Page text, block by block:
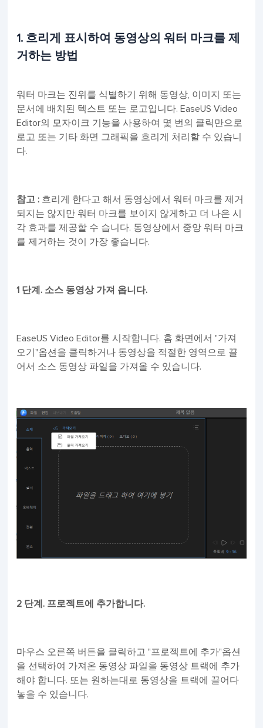
1. 흐리게 표시하여 동영상의 워터 마크를 제
거하는 방법
워터 마크는 진위를 식별하기 위해 동영상, 이미지 또는
문서에 배치된 텍스트 또는 로고입니다. EaseUS Video
Editor의 모자이크 기능을 사용하여 몇 번의 클릭만으로
로고 또는 기타 화면 그래픽을 흐리게 처리할 수 ​​있습니
다.
참고 : 흐리게 한다고 해서 동영상에서 워터 마크를 제거
되지는 않지만 워터 마크를 보이지 않게하고 더 나은 시
각 효과를 제공할 수 습니다. 동영상에서 중앙 워터 마크
를 제거하는 것이 가장 좋습니다.
1 단계. 소스 동영상 가져 옵니다.
EaseUS Video Editor를 시작합니다. 홈 화면에서 "가져
오기"옵션을 클릭하거나 동영상을 적절한 영역으로 끌
어서 소스 동영상 파일을 가져올 수 있습니다.
2 단계. 프로젝트에 추가합니다.
마우스 오른쪽 버튼을 클릭하고 "프로젝트에 추가"옵션
을 선택하여 가져온 동영상 파일을 동영상 트랙에 추가
해야 합니다. 또는 원하는대로 동영상을 트랙에 끌어다
놓을 수 있습니다.